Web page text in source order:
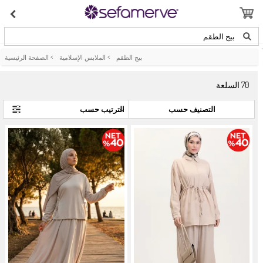
بيج الطقم
الصفحة الرئيسية > الملابس الإسلامية > بيج الطقم
70السلعة
التصنيف حسب